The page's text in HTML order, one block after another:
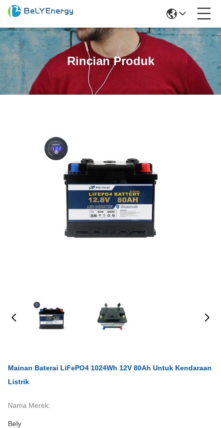
Rincian Produk
Mainan Baterai LiFePO4 1024Wh 12V 80Ah Untuk Kendaraan
Listrik
Nama Merek:
Bely